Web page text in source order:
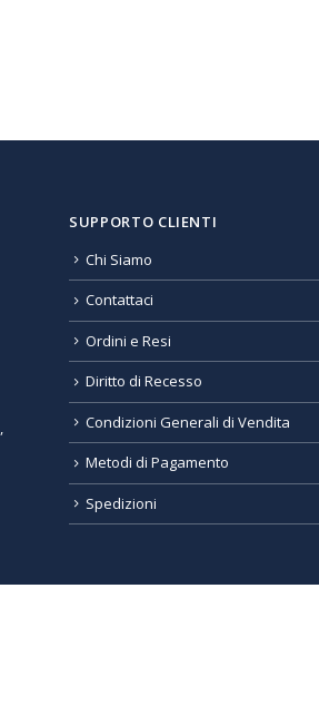
SUPPORTO CLIENTI
Chi Siamo
Contattaci
Ordini e Resi
Diritto di Recesso
Condizioni Generali di Vendita
Metodi di Pagamento
Spedizioni